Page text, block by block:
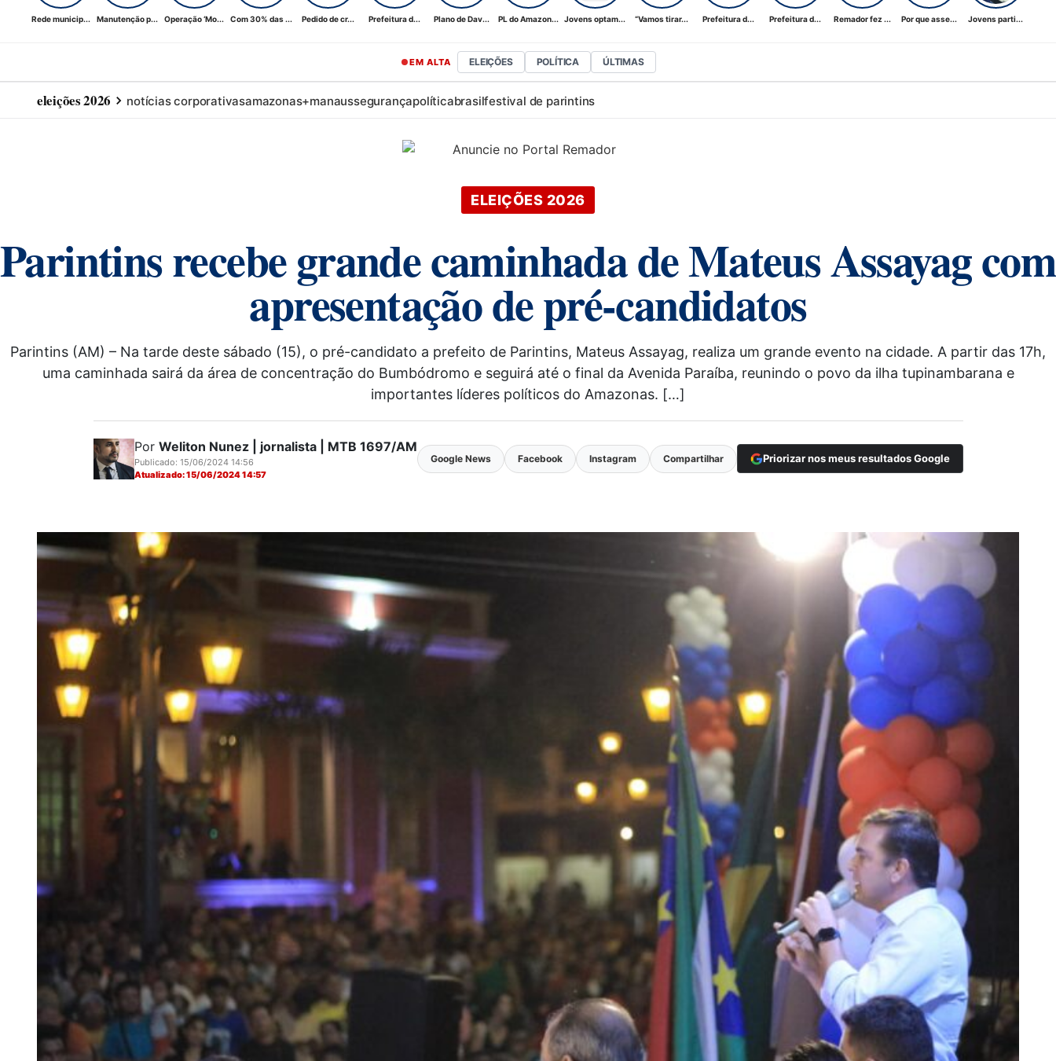
Rede municip... Manutenção p... Operação ‘Mo... Com 30% das ... Pedido de cr... Prefeitura d... Plano de Dav... PL do Amazon... Jovens optam... “Vamos tirar... Prefeitura d... Prefeitura d... Remador fez ... Por que asse... Jovens parti...
EM ALTA ELEIÇÕES POLÍTICA ÚLTIMAS
eleições 2026 notícias corporativasamazonas+manaussegurançapolíticabrasilfestival de parintins
ELEIÇÕES 2026
Parintins recebe grande caminhada de Mateus Assayag com
apresentação de pré-candidatos
Parintins (AM) – Na tarde deste sábado (15), o pré-candidato a prefeito de Parintins, Mateus Assayag, realiza um grande evento na cidade. A partir das 17h,
uma caminhada sairá da área de concentração do Bumbódromo e seguirá até o final da Avenida Paraíba, reunindo o povo da ilha tupinambarana e
importantes líderes políticos do Amazonas. […]
Por Weliton Nunez | jornalista | MTB 1697/AM
Publicado: 15/06/2024 14:56
Atualizado: 15/06/2024 14:57
Google News Facebook Instagram Compartilhar Priorizar nos meus resultados Google